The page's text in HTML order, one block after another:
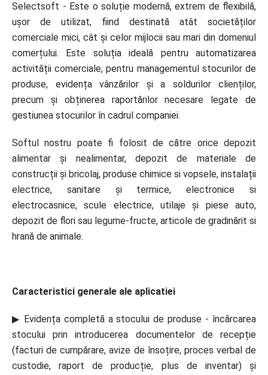
Selectsoft - Este o soluție modernă, extrem de flexibilă,
ușor de utilizat, fiind destinată atât societăților
comerciale mici, cât și celor mijlocii sau mari din domeniul
comerțului. Este soluția ideală pentru automatizarea
activității comerciale, pentru managementul stocurilor de
produse, evidența vânzărilor și a soldurilor clienților,
precum și obținerea raportărilor necesare legate de
gestiunea stocurilor în cadrul companiei.
Softul nostru poate fi folosit de către orice depozit
alimentar și nealimentar, depozit de materiale de
construcții și bricolaj, produse chimice si vopsele, instalații
electrice, sanitare și termice, electronice si
electrocasnice, scule electrice, utilaje și piese auto,
depozit de flori sau legume-fructe, articole de gradinărit si
hrană de animale.
Caracteristici generale ale aplicatiei
▶ Evidența completă a stocului de produse - încărcarea
stocului prin introducerea documentelor de recepție
(facturi de cumpărare, avize de însoțire, proces verbal de
custodie, raport de producție, plus de inventar) și